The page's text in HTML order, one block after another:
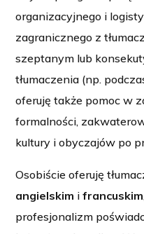
organizacyjnego i
zagranicznego z
szeptanym lub
tłumaczenia (np.
oferuję także pomoc w
formalności,
kultury i obyczajów po
Osobiście oferuję
angielskim ifrancuskim
profesjonalizm